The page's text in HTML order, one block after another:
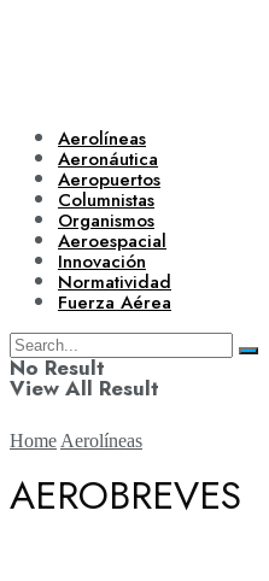
Aerolíneas
Aeronáutica
Aeropuertos
Columnistas
Organismos
Aeroespacial
Innovación
Normatividad
Fuerza Aérea
No Result
View All Result
Home Aerolíneas
AEROBREVES